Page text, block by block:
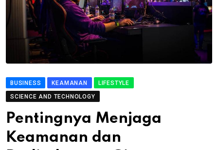
BUSINESS KEAMANAN
LIFESTYLE
SCIENCE AND TECHNOLOGY
Pentingnya Menjaga
Keamanan dan